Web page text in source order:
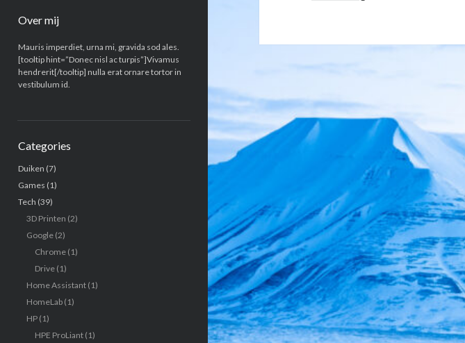
Over mij
Mauris imperdiet, urna mi, gravida sod ales.
[tooltip hint=”Donec nisl ac turpis”]Vivamus
hendrerit[/tooltip] nulla erat ornare tortor in
vestibulum id.
Categories
Duiken (7)
Games (1)
Tech (39)
3D Printen (2)
Google(2)
Chrome(1)
Drive(1)
Home Assistant(1)
HomeLab(1)
HP(1)
HPE ProLiant(1)